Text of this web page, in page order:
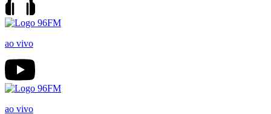
ao vivo
ao vivo